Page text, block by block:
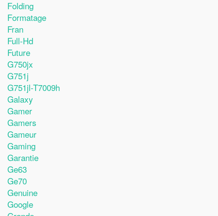
Folding
Formatage
Fran
Full-Hd
Future
G750jx
G751j
G751jl-T7009h
Galaxy
Gamer
Gamers
Gameur
Gaming
Garantie
Ge63
Ge70
Genuine
Google